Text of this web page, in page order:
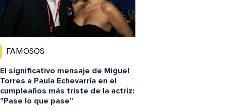
FAMOSOS
El significativo mensaje de Miguel
Torres a Paula Echevarría en el
cumpleaños más triste de la actriz:
"Pase lo que pase"